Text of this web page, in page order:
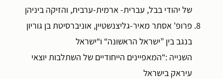
של יהודי בבל, עברית- ארמית-ערבית, והזיקה ביניהן
פרופ' אסתר מאיר-גליצנשטיין, אוניברסיטת בן גוריון
בנגב בין ”ישראל הראשונה“ ו“ישראל
השנייה “:המאפיינים הייחודיים של השתלבות יוצאי
עיראק בישראל